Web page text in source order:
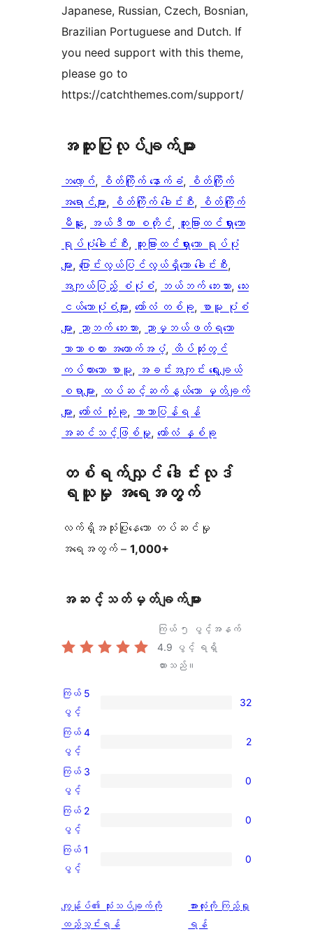
Japanese, Russian, Czech, Bosnian,
Brazilian Portuguese and Dutch. If
you need support with this theme,
please go to
https://catchthemes.com/support/
အ​ထူး​ပြု​လုပ်​ချက်​များ
ဘလော့ဂ်, စိတ်ကြိုက် နောက်ခံ,
စိတ်ကြိုက်
အရောင်များ, စိတ်ကြိုက် ခေါင်းစီး,
စိတ်ကြိုက်
မီနူး, အယ်ဒီတာ စတိုင်, ထူးခြားထင်ရှားသော
ရုပ်ပုံခေါင်းစီး, ထူးခြားထင်ရှားသော ရုပ်ပုံ
များ, ပြောင်းလွယ်ပြင်လွယ်ရှိသော ခေါင်းစီး
အကျယ်ပြည့် စံပုံစံ, ဘယ်ဘက် ဘေးဘား, ​သေး​
ငယ်သော​ပုံစံများ​, ကော်လံ တစ်ခု, စာမူ ပုံစံ
များ, ညာဘက် ဘေးဘား, ညာမှဘယ်ဖတ်ရသော
ဘာသာစကား အထောက်အပံ့, ထိပ်ဆုံးတွင်
ကပ်ထားသော စာမူ, အခင်းအကျင်း ရွေးချယ်
စရာများ, ထပ်ဆင့်ဆက်နွယ်သော မှတ်ချက်
များ, ကော်လံ သုံးခု, ဘာသာပြန်ရန်
အဆင်သင့်ဖြစ်မှု, ကော်လံ နှစ်ခု
တစ်ရက်လျှင် ဒေါင်းလုဒ်
ရယူမှု အရေအတွက်
လက်ရှိအသုံးပြုနေသော တပ်ဆင်မှု
အရေအတွက် – 1,000+
အဆင့်သတ်မှတ်ချက်များ
ကြယ် ၅ ပွင့်အနက်
4.9 ပွင့် ရရှိ
ထားသည်။
ကြယ်
5
ပွင့်
အဆင့်
သုံးသပ်
32
စောင်
ကြယ် 5
ပွင့်
32
ကြယ်
4
ပွင့်
အဆင့်
သုံးသပ်
2
စောင်
ကြယ် 4
ပွင့်
2
ကြယ်
3
ပွင့်
အဆင့်
သုံးသပ်
ကြယ် 3
ပွင့်
0
ကြယ်
2
ပွင့်
သုံးသပ်
ချက်
ကြယ် 2
ပွင့်
0
ကြယ်
ပွင့်
အဆင့်
ကြယ် 1
ပွင့်
0
ကျွန်ုပ်၏ သုံးသပ်ချက်ကို
ထည့်သွင်းရန်
သုံးသပ်
ချက်
အားလုံးကို ကြည့်ရှု
ရန်